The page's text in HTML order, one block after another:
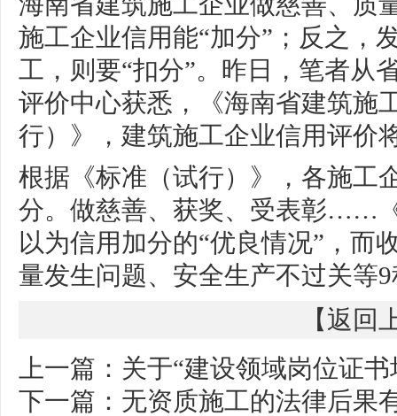
施工企业信用能“加分”；反之，
工，则要“扣分”。昨日，笔者从
评价中心获悉，《海南省建筑施
行）》，建筑施工企业信用评价
根据《标准（试行）》，各施工
分。做慈善、获奖、受表彰……
以为信用加分的“优良情况”，而
量发生问题、安全生产不过关等
【返回
上一篇： 关于“建设领域岗位证
下一篇： 无资质施工的法律后果